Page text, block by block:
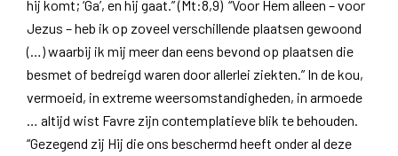
hij komt; ‘Ga’, en hij gaat.” (Mt:8,9) “Voor Hem alleen – voor
Jezus – heb ik op zoveel verschillende plaatsen gewoond
(…) waarbij ik mij meer dan eens bevond op plaatsen die
besmet of bedreigd waren door allerlei ziekten.” In de kou,
vermoeid, in extreme weersomstandigheden, in armoede
… altijd wist Favre zijn contemplatieve blik te behouden.
“Gezegend zij Hij die ons beschermd heeft onder al deze